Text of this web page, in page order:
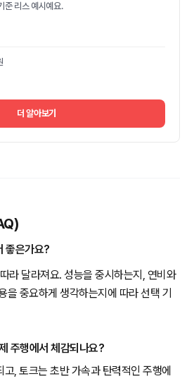
준 리스 예시예요.
더 알아보기
좋은가요?
라 달라져요. 성능을 중시하는지, 연비와
을 중요하게 생각하는지에 따라 선택 기
주행에서 체감되나요?
, 토크는 초반 가속과 탄력적인 주행에